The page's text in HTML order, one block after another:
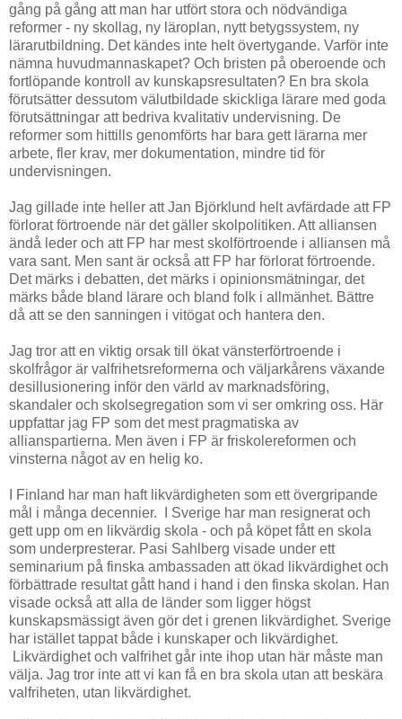
gång på gång att man har utfört stora och nödvändiga
reformer - ny skollag, ny läroplan, nytt betygssystem, ny
lärarutbildning. Det kändes inte helt övertygande. Varför inte
nämna huvudmannaskapet? Och bristen på oberoende och
fortlöpande kontroll av kunskapsresultaten? En bra skola
förutsätter dessutom välutbildade skickliga lärare med goda
förutsättningar att bedriva kvalitativ undervisning. De
reformer som hittills genomförts har bara gett lärarna mer
arbete, fler krav, mer dokumentation, mindre tid för
undervisningen.
Jag gillade inte heller att Jan Björklund helt avfärdade att FP
förlorat förtroende när det gäller skolpolitiken. Att alliansen
ändå leder och att FP har mest skolförtroende i alliansen må
vara sant. Men sant är också att FP har förlorat förtroende.
Det märks i debatten, det märks i opinionsmätningar, det
märks både bland lärare och bland folk i allmänhet. Bättre
då att se den sanningen i vitögat och hantera den.
Jag tror att en viktig orsak till ökat vänsterförtroende i
skolfrågor är valfrihetsreformerna och väljarkårens växande
desillusionering inför den värld av marknadsföring,
skandaler och skolsegregation som vi ser omkring oss. Här
uppfattar jag FP som det mest pragmatiska av
allianspartierna. Men även i FP är friskolereformen och
vinsterna något av en helig ko.
I Finland har man haft likvärdigheten som ett övergripande
mål i många decennier. I Sverige har man resignerat och
gett upp om en likvärdig skola - och på köpet fått en skola
som underpresterar. Pasi Sahlberg visade under ett
seminarium på finska ambassaden att ökad likvärdighet och
förbättrade resultat gått hand i hand i den finska skolan. Han
visade också att alla de länder som ligger högst
kunskapsmässigt även gör det i grenen likvärdighet. Sverige
har istället tappat både i kunskaper och likvärdighet.
Likvärdighet och valfrihet går inte ihop utan här måste man
välja. Jag tror inte att vi kan få en bra skola utan att beskära
valfriheten, utan likvärdighet.